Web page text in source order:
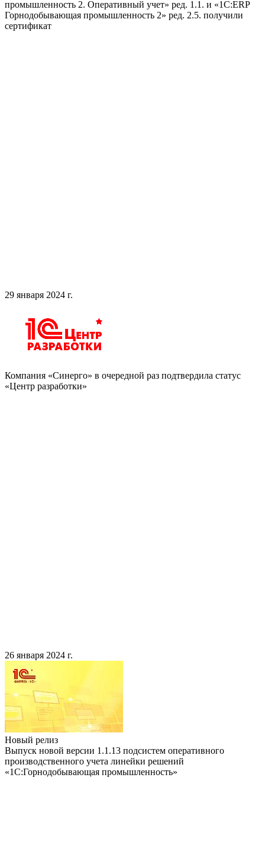
промышленность 2. Оперативный учет» ред. 1.1. и «1С:ERP
Горнодобывающая промышленность 2» ред. 2.5. получили
сертификат
29 января 2024 г.
Компания «Синерго» в очередной раз подтвердила статус
«Центр разработки»
26 января 2024 г.
Новый релиз
Выпуск новой версии 1.1.13 подсистем оперативного
производственного учета линейки решений
«1С:Горнодобывающая промышленность»